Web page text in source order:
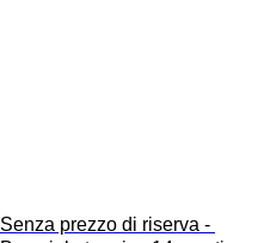
Senza prezzo di riserva -